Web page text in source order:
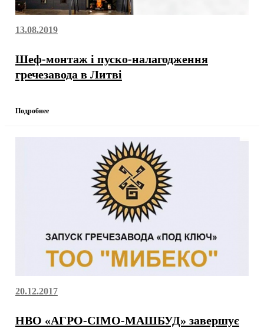
13.08.2019
Шеф-монтаж і пуско-налагодження
гречезавода в Литві
Подробнее
20.12.2017
НВО «АГРО-СІМО-МАШБУД» завершує